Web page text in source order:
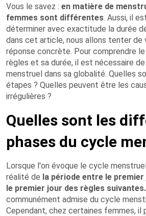
Vous le savez : en matière de
femmes sont différentes. Aussi, il
déterminer avec exactitude la durée
dans cet article, nous allons tenter de
réponse concrète. Pour comprendre
règles et sa durée, il est nécessaire
menstruel dans sa globalité. Quelles
étapes ? Quelles peuvent être les
irrégulières ?
Quelles sont les
phases du cycle
Lorsque l'on évoque le cycle
réalité de la période entre le
le premier jour des règles suivantes.
communément admise du cycle
Cependant, chez certaines femmes, il